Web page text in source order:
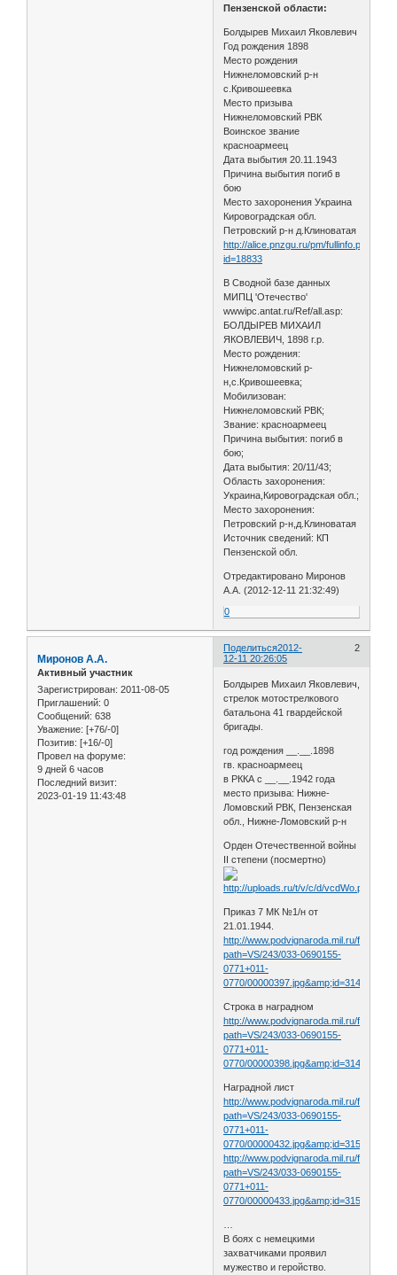
Пензенской области:
Болдырев Михаил Яковлевич
Год рождения 1898
Место рождения
Нижнеломовский р-н
с.Кривошеевка
Место призыва
Нижнеломовский РВК
Воинское звание
красноармеец
Дата выбытия 20.11.1943
Причина выбытия погиб в
бою
Место захоронения Украина
Кировоградская обл.
Петровский р-н д.Клиноватая
http://alice.pnzgu.ru/pm/fullinfo.php?
id=18833
В Сводной базе данных
МИПЦ 'Отечество'
wwwipc.antat.ru/Ref/all.asp:
БОЛДЫРЕВ МИХАИЛ
ЯКОВЛЕВИЧ, 1898 г.р.
Место рождения:
Нижнеломовский р-
н,с.Кривошеевка;
Мобилизован:
Нижнеломовский РВК;
Звание: красноармеец
Причина выбытия: погиб в
бою;
Дата выбытия: 20/11/43;
Область захоронения:
Украина,Кировоградская обл.;
Место захоронения:
Петровский р-н,д.Клиноватая
Источник сведений: КП
Пензенской обл.
Отредактировано Миронов
А.А. (2012-12-11 21:32:49)
0
Поделиться 2
2012-
12-11 20:26:05
Миронов А.А.
Активный участник
Зарегистрирован: 2011-08-05
Приглашений: 0
Сообщений: 638
Уважение: [+76/-0]
Позитив: [+16/-0]
Провел на форуме:
9 дней 6 часов
Последний визит:
2023-01-19 11:43:48
Болдырев Михаил Яковлевич,
стрелок мотострелкового
батальона 41 гвардейской
бригады.
год рождения __.__.1898
гв. красноармеец
в РККА с __.__.1942 года
место призыва: Нижне-
Ломовский РВК, Пензенская
обл., Нижне-Ломовский р-н
Орден Отечественной войны
II степени (посмертно)
Приказ 7 МК №1/н от
21.01.1944.
http://www.podvignaroda.mil.ru/filter/
path=VS/243/033-0690155-
0771+011-
0770/
Строка в наградном
http://www.podvignaroda.mil.ru/filter/
path=VS/243/033-0690155-
0771+011-
0770/
Наградной лист
http://www.podvignaroda.mil.ru/filter/
path=VS/243/033-0690155-
0771+011-
0770/
http://www.podvignaroda.mil.ru/filter/
path=VS/243/033-0690155-
0771+011-
0770/
В боях с немецкими
захватчиками проявил
мужество и геройство.